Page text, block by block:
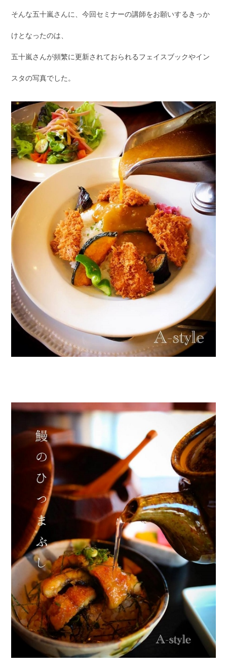
そんな五十嵐さんに、今回セミナーの講師をお願いするきっか
けとなったのは、
五十嵐さんが頻繁に更新されておられるフェイスブックやイン
スタの写真でした。